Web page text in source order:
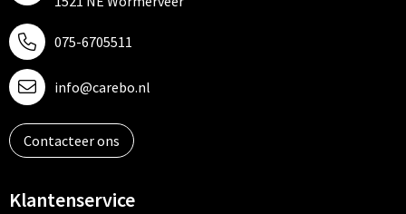
075-6705511
info@carebo.nl
Contacteer ons
Klantenservice